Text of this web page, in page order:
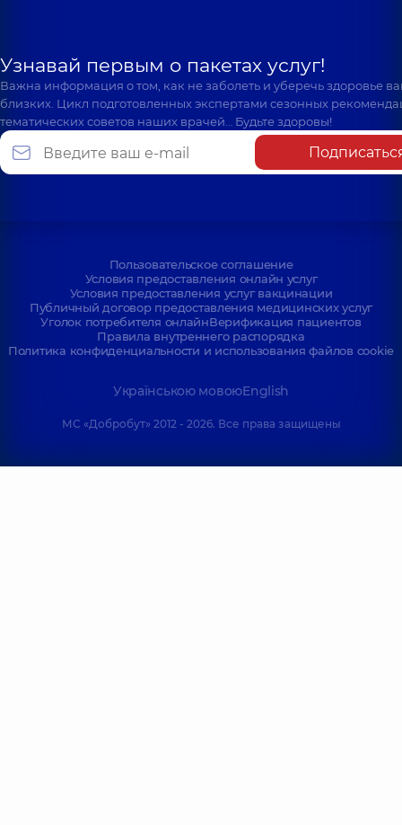
Узнавай первым о пакетах услуг!
Важна информация о том, как не заболеть и уберечь здоровье
близких. Цикл подготовленных экспертами сезонных
тематических советов наших врачей… Будьте здоровы!
Пользовательское соглашение
Условия предоставления онлайн услуг
Условия предоставления услуг вакцинации
Публичный договор предоставления медицинских услуг
Уголок потребителя онлайнВерификация пациентов
Правила внутреннего распорядка
Политика конфиденциальности и использования файлов cookie
Українською мовоюEnglish
МС «Добробут» 2012 - 2026. Все права защищены